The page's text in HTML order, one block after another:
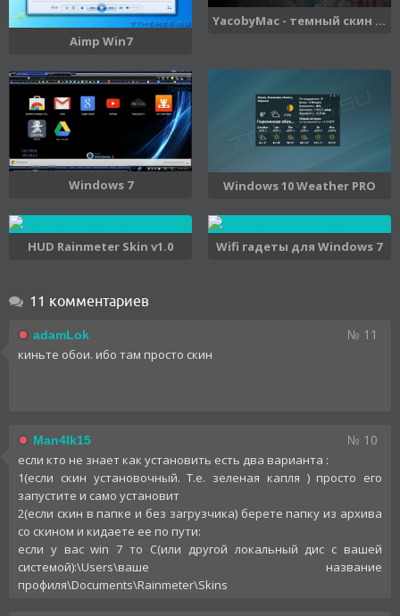
Aimp Win7
YacobyMac - темный скин ...
Windows 7 Windows 10 Weather PRO
HUD Rainmeter Skin v1.0 Wifi гадеты для Windows 7
11 комментариев
adamLok № 11
киньте обои. ибо там просто скин
Man4Ik15 № 10
если кто не знает как установить есть два варианта :
1(если скин установочный. Т.е. зеленая капля ) просто его
запустите и само установит
2(если скин в папке и без загрузчика) берете папку из архива
со скином и кидаете ее по пути:
если у вас win 7 то C(или другой локальный дис с вашей
системой):\Users\ваше название
профиля\Documents\Rainmeter\Skins